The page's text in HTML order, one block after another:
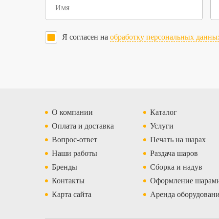
Я согласен на обработку персональных
О компании
Оплата и доставка
Вопрос-ответ
Наши работы
Бренды
Контакты
Карта сайта
Каталог
Услуги
Печать на шарах
Раздача шаров
Сборка и надув
Оформление
Аренда